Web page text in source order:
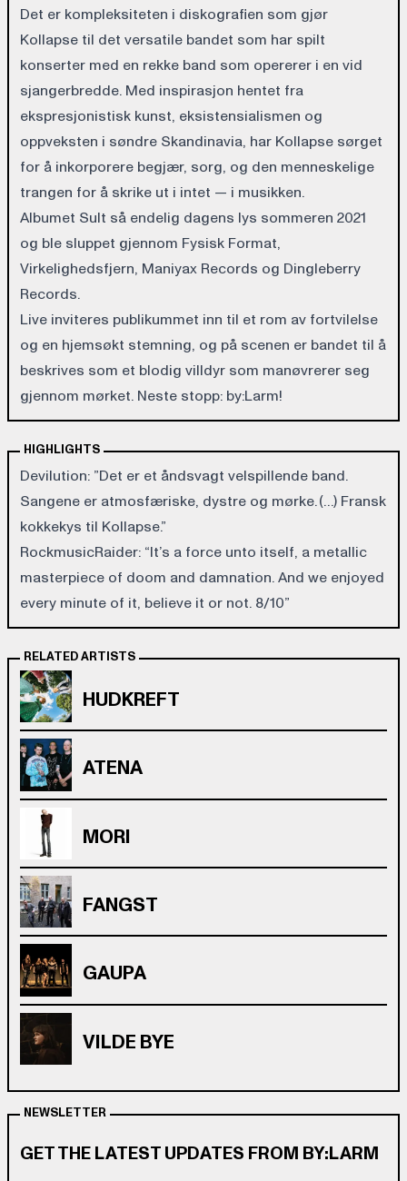
Det er kompleksiteten i diskografien som gjør
Kollapse til det versatile bandet som har spilt
konserter med en rekke band som opererer i en vid
sjangerbredde. Med inspirasjon hentet fra
ekspresjonistisk kunst, eksistensialismen og
oppveksten i søndre Skandinavia, har Kollapse sørget
for å inkorporere begjær, sorg, og den menneskelige
trangen for å skrike ut i intet — i musikken.
Albumet Sult så endelig dagens lys sommeren 2021
og ble sluppet gjennom Fysisk Format,
Virkelighedsfjern, Maniyax Records og Dingleberry
Records.
Live inviteres publikummet inn til et rom av fortvilelse
og en hjemsøkt stemning, og på scenen er bandet til å
beskrives som et blodig villdyr som manøvrerer seg
gjennom mørket. Neste stopp: by:Larm!
HIGHLIGHTS
Devilution: ”Det er et åndsvagt velspillende band.
Sangene er atmosfæriske, dystre og mørke. (…) Fransk
kokkekys til Kollapse.”
RockmusicRaider: “It’s a force unto itself, a metallic
masterpiece of doom and damnation. And we enjoyed
every minute of it, believe it or not. 8/10”
RELATED ARTISTS
HUDKREFT
ATENA
MORI
FANGST
GAUPA
VILDE BYE
NEWSLETTER
GET THE LATEST UPDATES FROM BY:LARM